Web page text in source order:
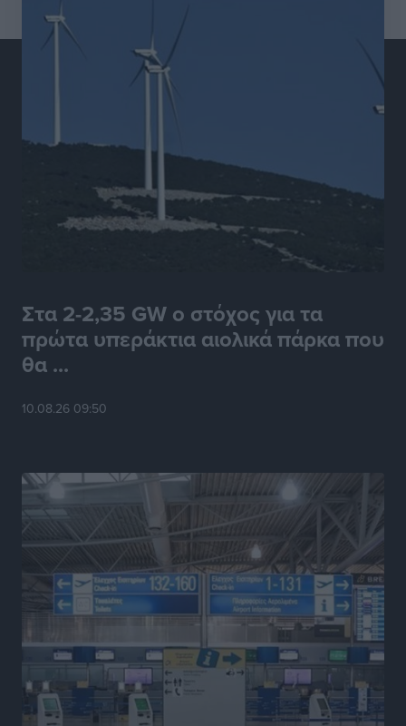
Στα 2-2,35 GW ο στόχος για τα
πρώτα υπεράκτια αιολικά πάρκα που
θα ...
10.08.26 09:50